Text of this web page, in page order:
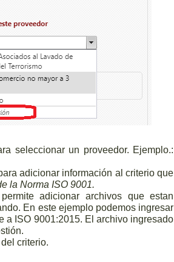
seleccionar un proveedor. Ejemplo.:
adicionar información al criterio que
la Norma ISO 9001.
adicionar archivos que estan
En este ejemplo podemos ingresar
a ISO 9001:2015. El archivo ingresado
registro del criterio.